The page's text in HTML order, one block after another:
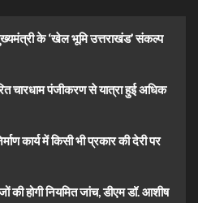
के ‘खेल भूमि उत्तराखंड’ संकल्प
चारधाम पंजीकरण से यात्रा हुई अधिक
कार्य में किसी भी प्रकार की देरी पर
होगी नियमित जांच, डीएम डॉ. आशीष